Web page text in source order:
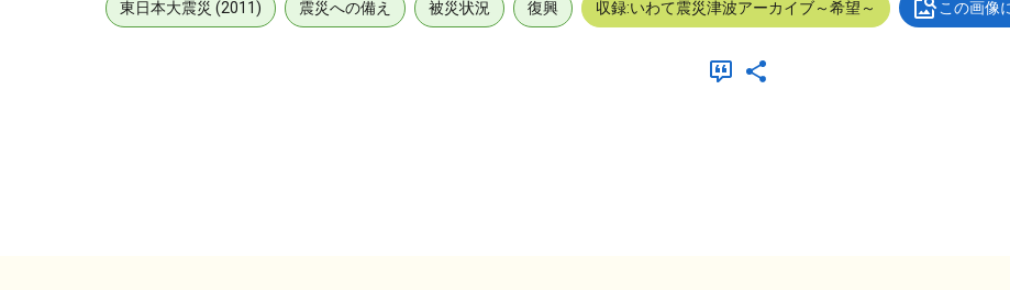
東日本大震災 (2011) 震災への備え 被災状況 復興 収録:いわて震災津波アーカイブ～希望～ この画像